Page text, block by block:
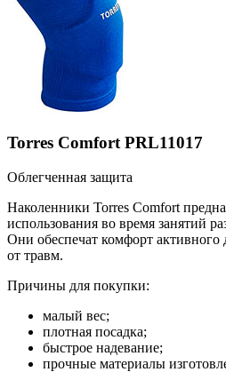
Torres Comfort PRL11017
Облегченная защита
Наколенники Torres Comfort
использования во время занятий
Они обеспечат комфорт
от травм.
Причины для покупки:
малый вес;
плотная посадка;
быстрое надевание;
прочные материалы